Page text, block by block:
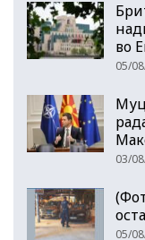
во
05/
03/
05/